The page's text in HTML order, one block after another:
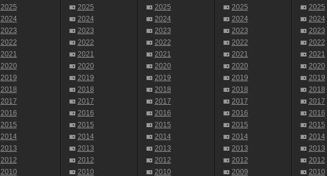
2025
2024
2023
2022
2021
2020
2019
2018
2017
2016
2015
2014
2013
2012
2010
2025
2024
2023
2022
2021
2020
2019
2018
2017
2016
2015
2014
2013
2012
2010
2025
2024
2023
2022
2021
2020
2019
2018
2017
2016
2015
2014
2013
2012
2010
2025
2024
2023
2022
2021
2020
2019
2018
2017
2016
2015
2014
2013
2012
2009
2025
2024
2023
2022
2021
2020
2019
2018
2017
2016
2015
2014
2013
2012
2010